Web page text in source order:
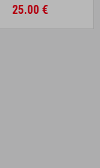
25.00 €